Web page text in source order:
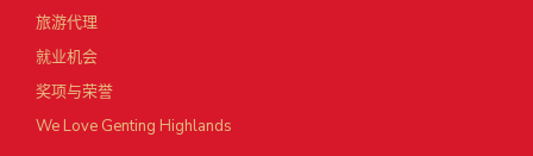
旅游代理
就业机会
奖项与荣誉
We Love Genting Highlands